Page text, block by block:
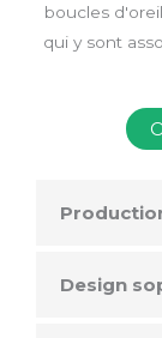
boucles
qui y sont
Design